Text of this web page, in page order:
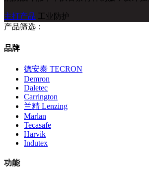
主打产品 工业防护
产品筛选：
品牌
德安泰 TECRON
Demron
Daletec
Carrington
兰精 Lenzing
Marlan
Tecasafe
Harvik
Indutex
功能